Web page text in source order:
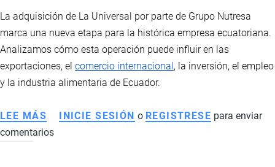
TENDENCIAS
La adquisición de La Universal por parte de Grupo Nutresa
marca una nueva etapa para la histórica empresa ecuatoriana.
Analizamos cómo esta operación puede influir en las
exportaciones, el comercio internacional, la inversión, el empleo
y la industria alimentaria de Ecuador.
LEE MÁS SOBRE
GRUPO
INICIE SESIÓN o REGISTRESE para enviar
comentarios